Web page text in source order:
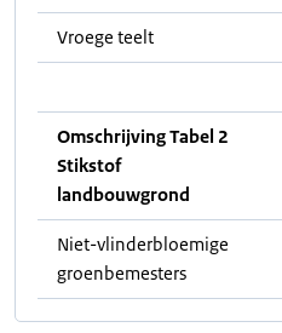
Vroege teelt
Omschrijving Tabel 2
Stikstof
landbouwgrond
Niet-vlinderbloemige
groenbemesters